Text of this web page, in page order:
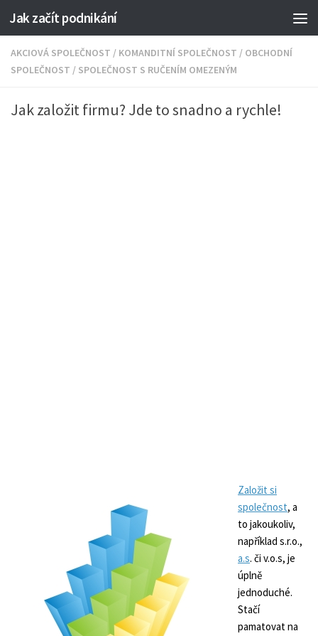
Jak začít podnikání
AKCIOVÁ SPOLEČNOST / KOMANDITNÍ SPOLEČNOST / OBCHODNÍ
SPOLEČNOST / SPOLEČNOST S RUČENÍM OMEZENÝM
Jak založit firmu? Jde to snadno a rychle!
Založit si
společnost, a
to jakoukoliv,
například s.r.o.,
a.s. či v.o.s, je
úplně
jednoduché.
Stačí
pamatovat na